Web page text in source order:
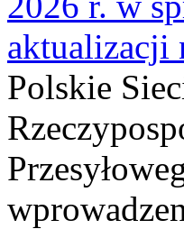
aktualizacji
Polskie